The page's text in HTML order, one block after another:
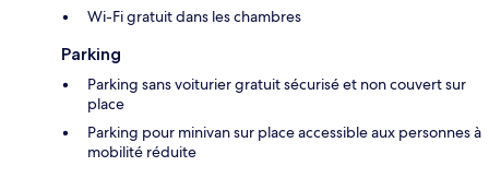
Wi-Fi gratuit dans les chambres
Parking
Parking sans voiturier gratuit sécurisé et non couvert sur
place
Parking pour minivan sur place accessible aux personnes à
mobilité réduite